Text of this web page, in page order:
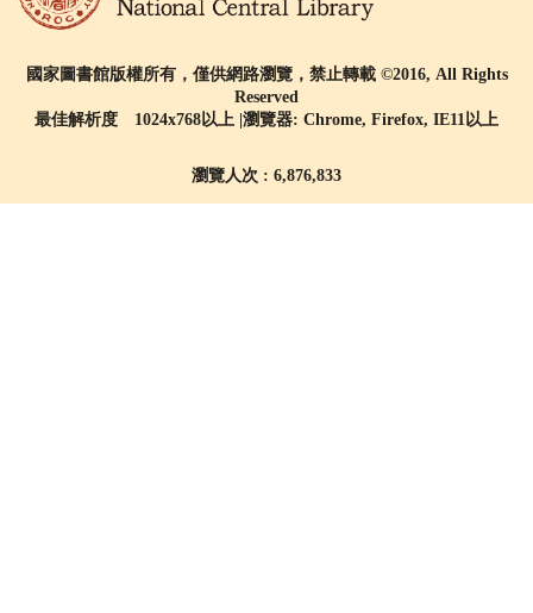
國家圖書館版權所有，僅供網路瀏覽，禁止轉載 ©2016, All Rights
Reserved
最佳解析度 1024x768以上 |瀏覽器: Chrome, Firefox, IE11以上
瀏覽人次 : 6,876,833